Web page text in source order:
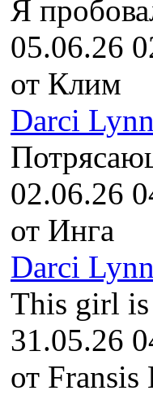
Я
05.06.26
от Клим
Darci
02.06.26
от Инга
Darci
This girl is
31.05.26
от Fransis